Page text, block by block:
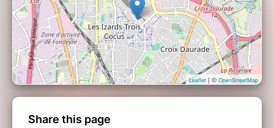
Leaflet | © OpenStreetMap
Share this page